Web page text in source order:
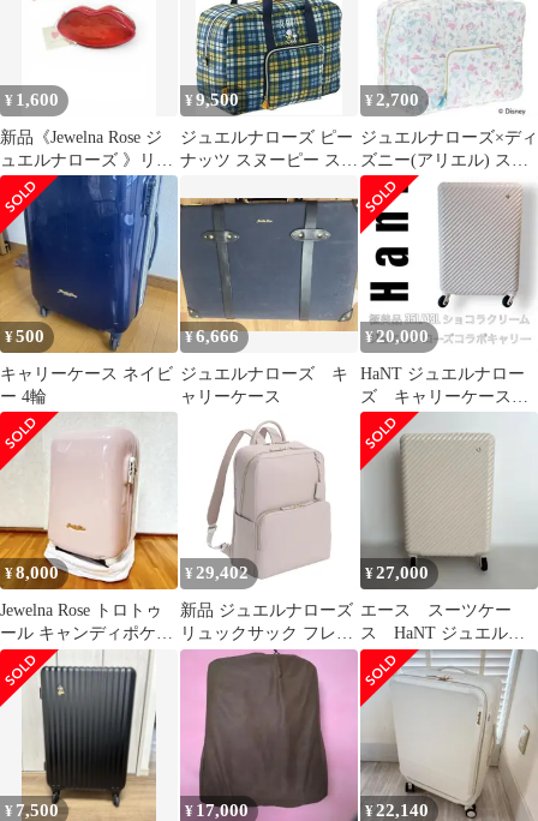
¥ 1,600
新品《Jewelna Rose ジ
ュエルナローズ 》リッ
プ型クリアポーチ 赤
¥9,500
ジュエルナローズ ピー
ナッツ スヌーピー スー
グ 折り畳み
¥ 2,700
ジュエルナローズ×ディ
ズニー(アリエル) スー
ベニアバッグ
¥500
キャリーケース ネイビ
ー 4輪
¥6,666
ジュエルナローズ キ
ャリーケース
¥20,000
HaNT ジュエルナロー
ズ キャリーケース
35L/43L ショコラクリ
ーム S
¥8,000
Jewelna Rose トロトゥ
ール キャンディポケッ
トスーツケース ピン
ク
¥ 29,402
新品 ジュエルナローズ
リュックサック フレイ
ヤ・リュック２ 2気室
A4 14.0インチPC PC収
納 通勤 通学 セットア
ップ機能 No.16142
¥27,000
エース スーツケー
ス HaNT ジュエルナ
ローズ 35/43ℓ 2〜4泊
¥ 7,500 ¥ 17,000 ¥22,140